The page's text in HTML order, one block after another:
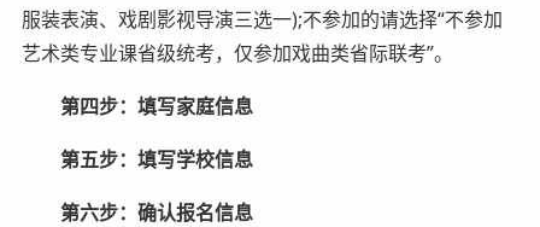
服装表演、戏剧影视导演三选一);不参加的请选择“不参加
艺术类专业课省级统考，仅参加戏曲类省际联考”。
第四步：填写家庭信息
第五步：填写学校信息
第六步：确认报名信息